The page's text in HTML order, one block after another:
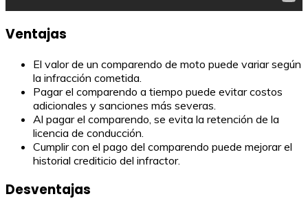
Ventajas
El valor de un comparendo de moto puede variar según
la infracción cometida.
Pagar el comparendo a tiempo puede evitar costos
adicionales y sanciones más severas.
Al pagar el comparendo, se evita la retención de la
licencia de conducción.
Cumplir con el pago del comparendo puede mejorar el
historial crediticio del infractor.
Desventajas